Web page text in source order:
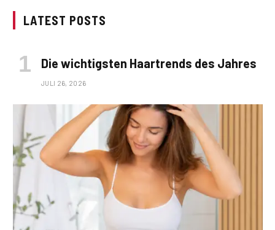
LATEST POSTS
Die wichtigsten Haartrends des Jahres
JULI 26, 2026